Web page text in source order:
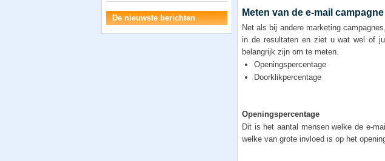
Meten van de e-mail campagne
Net als bij andere marketing
in de resultaten en ziet u wat wel of
belangrijk zijn om te meten.
Openingspercentage
Doorklikpercentage
Openingspercentage
Dit is het aantal mensen welke de e-
welke van grote invloed is op het
De nieuwste berichten